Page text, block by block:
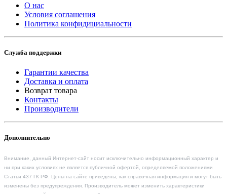
О нас
Условия соглашения
Политика конфидициальности
Служба поддержки
Гарантии качества
Доставка и оплата
Возврат товара
Контакты
Производители
Дополнительно
Внимание, данный Интернет-сайт носит исключительно информационный характер и
ни при каких условиях не является публичной офертой, определяемой положениями
Статьи 437 ГК РФ. Цены на сайте приведены, как справочная информация и могут быть
изменены без предупреждения. Производитель может изменить характеристики